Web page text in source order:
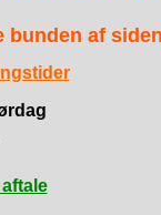
bunden af